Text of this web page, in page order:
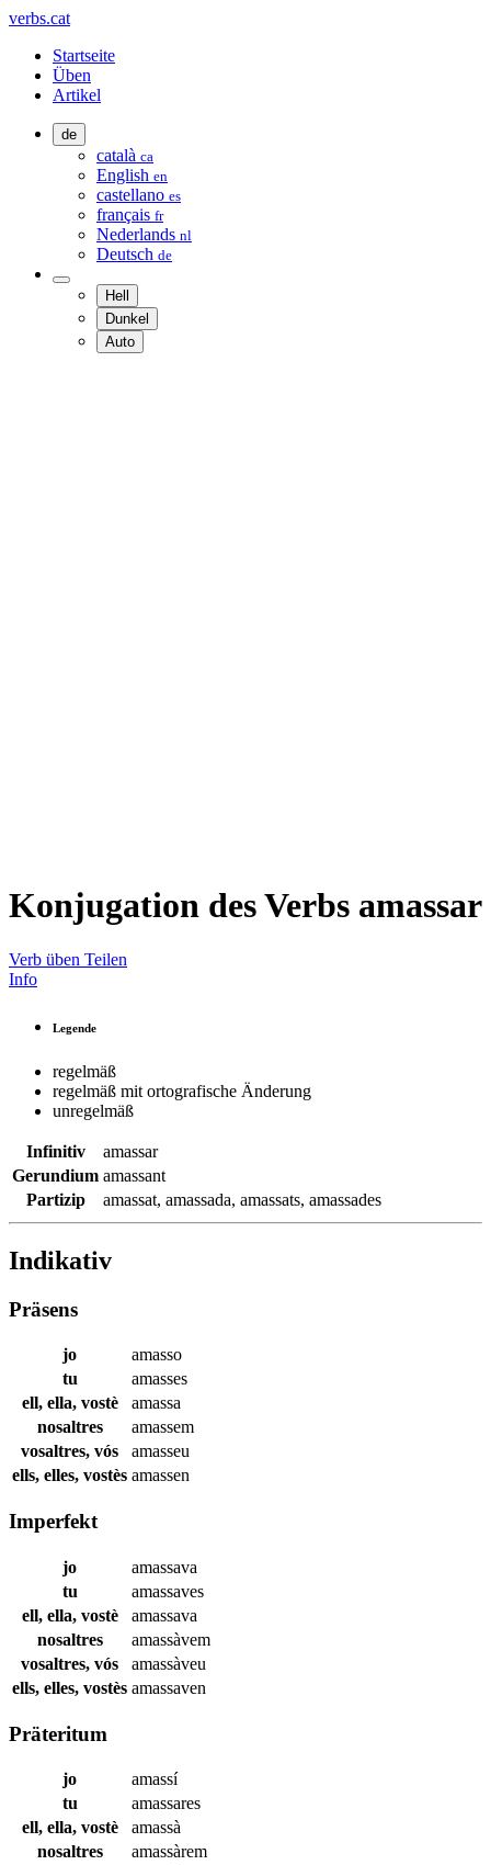
verbs.cat
Startseite
Üben
Artikel
de
català ca
English en
castellano es
français fr
Nederlands nl
Deutsch de
Hell
Dunkel
Auto
Konjugation des Verbs amassar
Verb üben Teilen
Info
Legende
regelmäß
regelmäß mit ortografische Änderung
unregelmäß
Infinitiv
amassar
Gerundium amassant
Partizip
amassat, amassada, amassats, amassades
Indikativ
Präsens
jo
amasso
tu
amasses
ell, ella, vostè
amassa
nosaltres
amassem
vosaltres, vós
amasseu
ells, elles, vostès amassen
Imperfekt
jo
amassava
tu
amassaves
ell, ella, vostè
amassava
nosaltres
amassàvem
vosaltres, vós
amassàveu
ells, elles, vostès amassaven
Präteritum
jo
amassí
tu
amassares
ell, ella, vostè
amassà
nosaltres
amassàrem